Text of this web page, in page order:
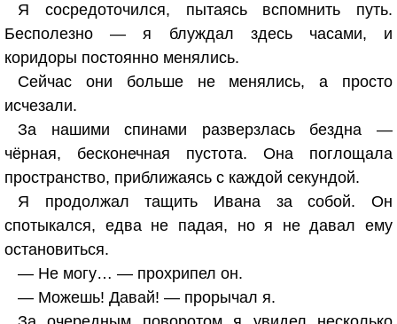
Я сосредоточился, пытаясь вспомнить путь.
Бесполезно — я блуждал здесь часами, и
коридоры постоянно менялись.
Сейчас они больше не менялись, а просто
исчезали.
За нашими спинами разверзлась бездна —
чёрная, бесконечная пустота. Она поглощала
пространство, приближаясь с каждой секундой.
Я продолжал тащить Ивана за собой. Он
спотыкался, едва не падая, но я не давал ему
остановиться.
— Не могу… — прохрипел он.
— Можешь! Давай! — прорычал я.